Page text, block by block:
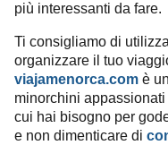
più interessanti da fare.
Ti consigliamo di
organizzare il tuo
viajamenorca.com è
minorchini
cui hai bisogno per
e non dimenticare di